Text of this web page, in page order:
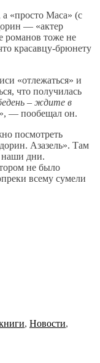
«просто Маса» (с
— «актер
романов тоже не
красавцу-брюнету
«отлежаться» и
что получилась
– ждите в
», — пообещал он.
посмотреть
Азазель». Там
наши дни.
не было
всему сумели
, Новости,